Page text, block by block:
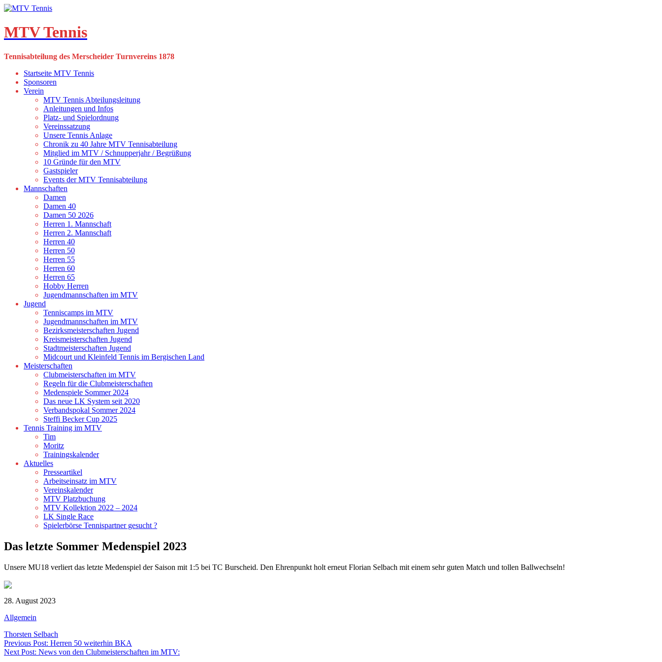
Skip
content
MTV Tennis
Tennisabteilung des Merscheider Turnvereins 1878
Startseite MTV Tennis
Sponsoren
Verein
MTV Tennis Abteilungsleitung
Anleitungen und Infos
Platz- und Spielordnung
Vereinssatzung
Unsere Tennis Anlage
Chronik zu 40 Jahre MTV Tennisabteilung
Mitglied im MTV / Schnupperjahr / Begrüßung
10 Gründe für den MTV
Gastspieler
Events der MTV Tennisabteilung
Mannschaften
Damen
Damen 40
Damen 50 2026
Herren 1. Mannschaft
Herren 2. Mannschaft
Herren 40
Herren 50
Herren 55
Herren 60
Herren 65
Hobby Herren
Jugendmannschaften im MTV
Jugend
Tenniscamps im MTV
Jugendmannschaften im MTV
Bezirksmeisterschaften Jugend
Kreismeisterschaften Jugend
Stadtmeisterschaften Jugend
Midcourt und Kleinfeld Tennis im Bergischen Land
Meisterschaften
Clubmeisterschaften im MTV
Regeln für die Clubmeisterschaften
Medenspiele Sommer 2024
Das neue LK System seit 2020
Verbandspokal Sommer 2024
Steffi Becker Cup 2025
Tennis Training im MTV
Tim
Moritz
Trainingskalender
Aktuelles
Presseartikel
Arbeitseinsatz im MTV
Vereinskalender
MTV Platzbuchung
MTV Kollektion 2022 – 2024
LK Single Race
Spielerbörse Tennispartner gesucht ?
Das letzte Sommer Medenspiel 2023
Unsere MU18 verliert das letzte Medenspiel der Saison mit 1:5 bei TC Burscheid. Den Ehrenpunkt holt erneut Florian Selbach mit einem sehr guten Match und tollen Ballwechseln!
28. August 2023
Allgemein
Thorsten Selbach
Beitragsnavigation
Previous Post: Herren 50 weiterhin BKA
Next Post: News von den Clubmeisterschaften im MTV: